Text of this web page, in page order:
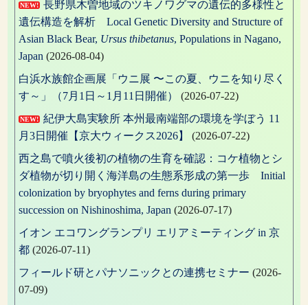
ン
NEW!
長野県木曽地域のツキノワグマの遺伝的多様性と
遺伝構造を解析 Local Genetic Diversity and Structure of
Asian Black Bear, Ursus thibetanus, Populations in Nagano,
Japan (2026-08-04)
白浜水族館企画展「ウニ展 〜この夏、ウニを知り尽く
す～」（7月1日～1月11日開催）
(2026-07-22)
NEW!
紀伊大島実験所 本州最南端部の環境を学ぼう 11
月3日開催【京大ウィークス2026】
(2026-07-22)
西之島で噴火後初の植物の生育を確認：コケ植物とシ
ダ植物が切り開く海洋島の生態系形成の第一歩 Initial
colonization by bryophytes and ferns during primary
succession on Nishinoshima, Japan (2026-07-17)
イオン エコワングランプリ エリアミーティング in 京
都 (2026-07-11)
フィールド研とパナソニックとの連携セミナー (2026-
07-09)